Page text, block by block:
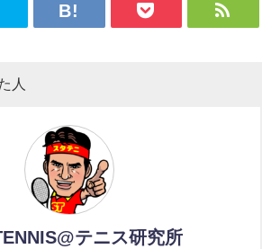
人
テニス研究所